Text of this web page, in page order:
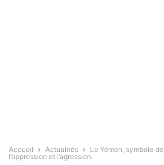
Accueil Actualités
Le Yémen, symbole
l’oppression et l’agression.